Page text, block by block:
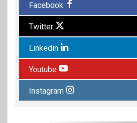
Facebook
Twitter
Linkedin
Youtube
Instagram